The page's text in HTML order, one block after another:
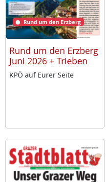
Rund um den Erzberg
Rund um den Erzberg
Juni 2026 + Trieben
KPÖ auf Eu­rer Sei­te